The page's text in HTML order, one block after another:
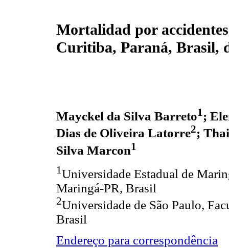
Mortalidad por
Curitiba, Paraná, Brasil,
Mayckel da Silva Barreto1 ;
Dias de Oliveira Latorre2;
Silva Marcon1
1Universidade Estadual de
Maringá-PR, Brasil
2Universidade de São Paulo,
Brasil
Endereço para correspondência